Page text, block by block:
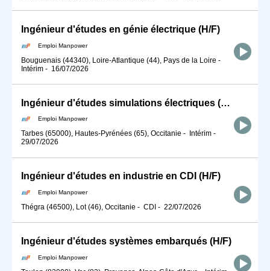
Ingénieur d'études en génie électrique (H/F)
Emploi Manpower
Bouguenais (44340), Loire-Atlantique (44), Pays de la Loire -
Intérim - 16/07/2026
Ingénieur d'études simulations électriques (H/F)
Emploi Manpower
Tarbes (65000), Hautes-Pyrénées (65), Occitanie - Intérim -
29/07/2026
Ingénieur d'études en industrie en CDI (H/F)
Emploi Manpower
Thégra (46500), Lot (46), Occitanie - CDI - 22/07/2026
Ingénieur d'études systèmes embarqués (H/F)
Emploi Manpower